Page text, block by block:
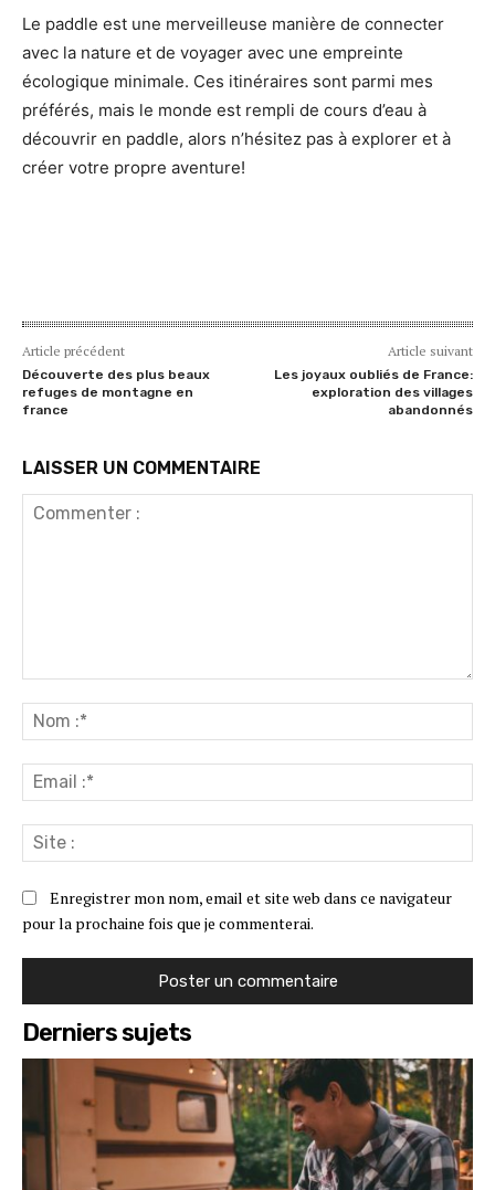
Le paddle est une merveilleuse manière de connecter
avec la nature et de voyager avec une empreinte
écologique minimale. Ces itinéraires sont parmi mes
préférés, mais le monde est rempli de cours d’eau à
découvrir en paddle, alors n’hésitez pas à explorer et à
créer votre propre aventure!
Article précédent
Découverte des plus beaux
refuges de montagne en
france
Article suivant
Les joyaux oubliés de France:
exploration des villages
abandonnés
LAISSER UN COMMENTAIRE
:*
:*
:
Enregistrer mon nom, email et site web dans ce navigateur
pour la prochaine fois que je commenterai.
Derniers sujets